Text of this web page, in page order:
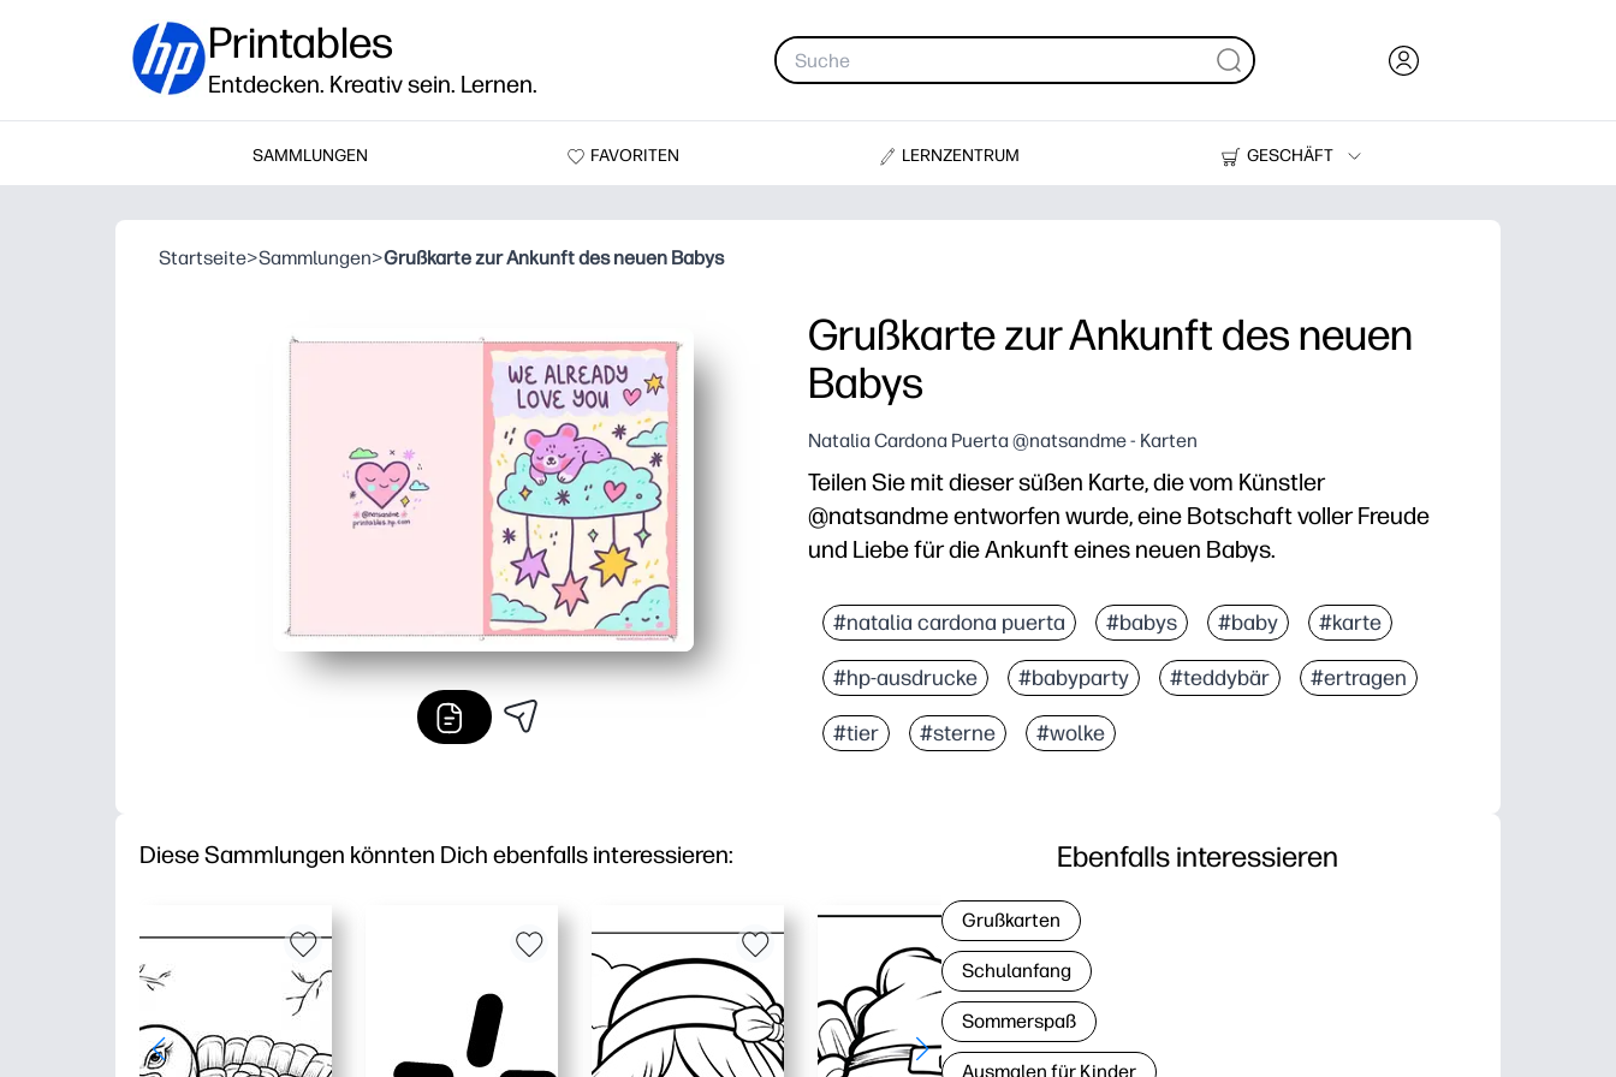
Printables
Entdecken. Kreativ sein. Lernen.
SAMMLUNGEN FAVORITEN LERNZENTRUM
GESCHÄFT
Drucker
Startseite>Sammlungen>Grußkarte zur Ankunft des neuen Babys
Grußkarte zur Ankunft des neuen
Babys
Natalia Cardona Puerta @natsandme - Karten
Teilen Sie mit dieser süßen Karte, die vom Künstler
@natsandme entworfen wurde, eine Botschaft voller Freude
und Liebe für die Ankunft eines neuen Babys.
#natalia cardona puerta #babys #baby #karte
#hp-ausdrucke #babyparty #teddybär #ertragen
#tier #sterne #wolke
Diese Sammlungen könnten Dich ebenfalls interessieren: Ebenfalls interessieren
Grußkarten
Schulanfang
Sommerspaß
Ausmalen für Kinder